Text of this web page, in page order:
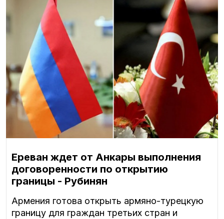
Ереван ждет от Анкары выполнения
договоренности по открытию
границы - Рубинян
Армения готова открыть армяно-турецкую
границу для граждан третьих стран и